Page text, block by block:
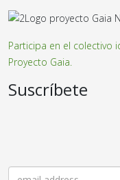
Participa en el colectivo
Proyecto Gaia.
Suscríbete